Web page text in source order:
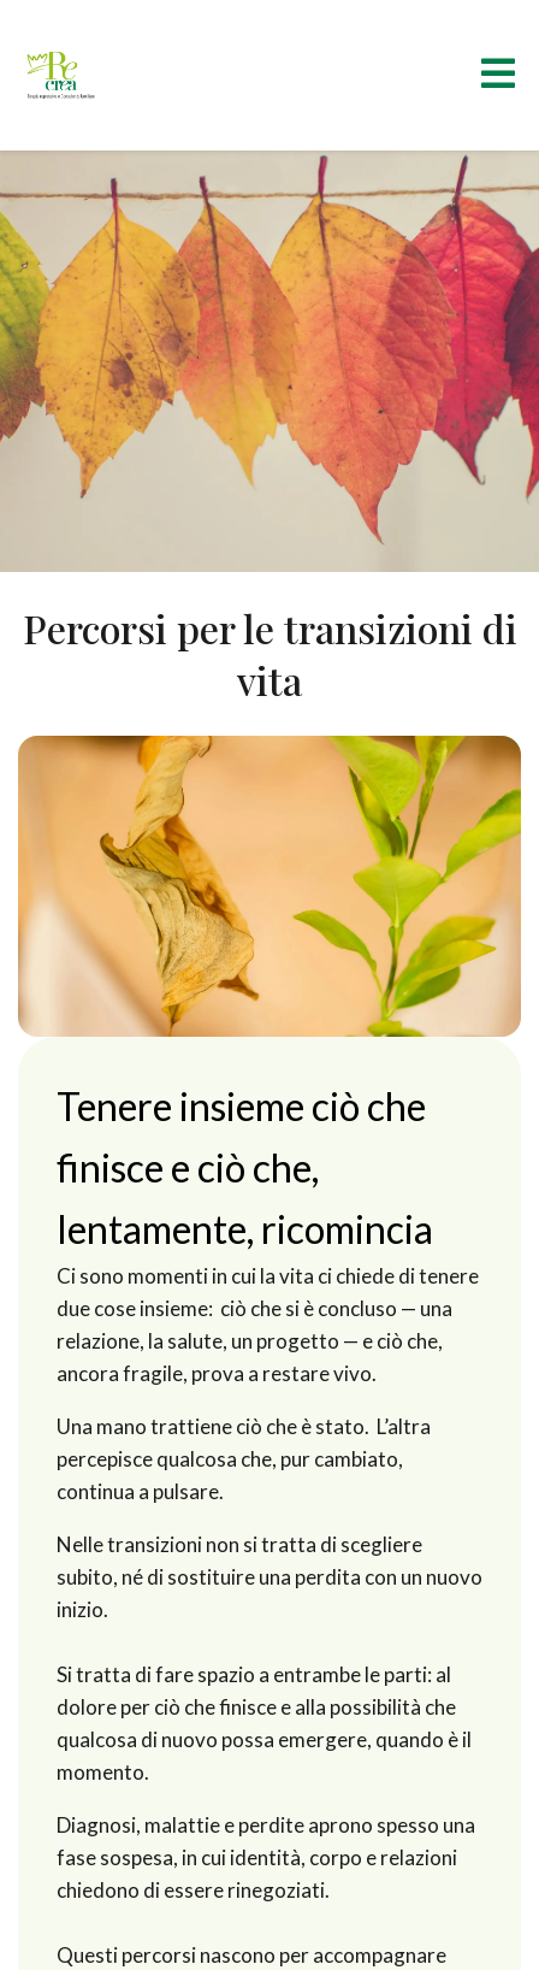
Percorsi per le transizioni di
vita
Tenere insieme ciò che
finisce e ciò che,
lentamente, ricomincia
Ci sono momenti in cui la vita ci chiede di tenere
due cose insieme: ciò che si è concluso — una
relazione, la salute, un progetto — e ciò che,
ancora fragile, prova a restare vivo.
Una mano trattiene ciò che è stato. L’altra
percepisce qualcosa che, pur cambiato,
continua a pulsare.
Nelle transizioni non si tratta di scegliere
subito, né di sostituire una perdita con un nuovo
inizio.
Si tratta di fare spazio a entrambe le parti: al
dolore per ciò che finisce e alla possibilità che
qualcosa di nuovo possa emergere, quando è il
momento.
Diagnosi, malattie e perdite aprono spesso una
fase sospesa, in cui identità, corpo e relazioni
chiedono di essere rinegoziati.
Questi percorsi nascono per accompagnare